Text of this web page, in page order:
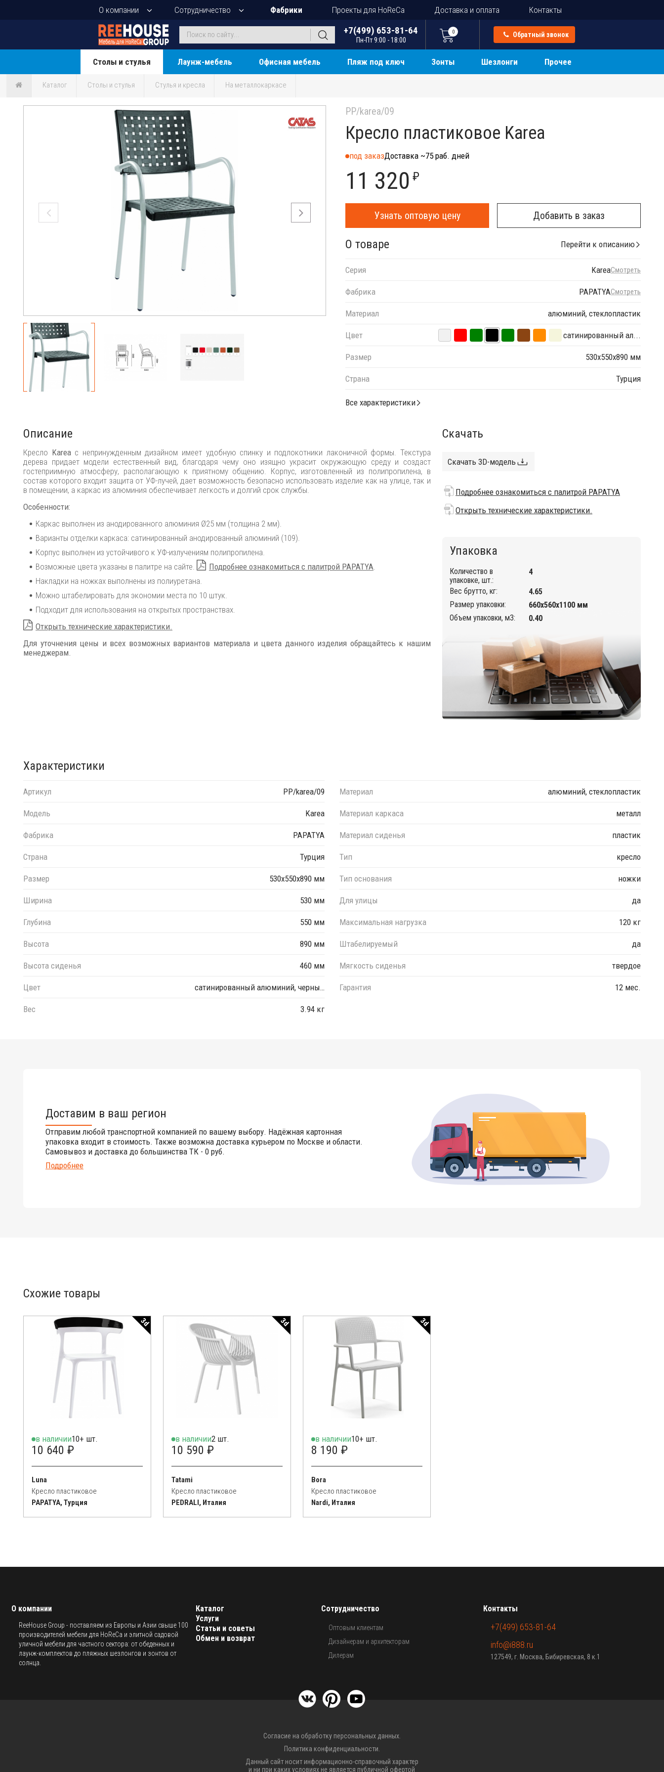
О компании Сотрудничество Фабрики Проекты для HoReCa Доставка и оплата Контакты
+7(499) 653-81-64
Пн-Пт 9:00 - 18:00
0 Обратный звонок
Столы и стулья Лаунж-мебель Офисная мебель Пляж под ключ Зонты Шезлонги Прочее
Каталог Столы и стулья Стулья и кресла На металлокаркасе
PP/karea/09
Кресло пластиковое Karea
под заказДоставка ~75 раб. дней
11 320 ₽
Узнать оптовую цену Добавить в заказ
О товаре Перейти к описанию
Серия KareaСмотреть
Фабрика PAPATYAСмотреть
Материал алюминий, стеклопластик
Цвет сатинированный ал...
Размер 530х550х890 мм
Страна Турция
Все характеристики
Описание
Кресло Kareaс непринужденным дизайном имеет удобную спинку и подлокотники лаконичной формы. Текстура
дерева придает модели естественный вид, благодаря чему оно изящно украсит окружающую среду и создаст
гостеприимную атмосферу, располагающую к приятному общению. Корпус, изготовленный из полипропилена, в
состав которого входит защита от УФ-лучей, дает возможность безопасно использовать изделие как на улице, так и
в помещении, а каркас из алюминия обеспечивает легкость и долгий срок службы.
Особенности:
Каркас выполнен из анодированного алюминия Ø25 мм (толщина 2 мм).
Варианты отделки каркаса: сатинированный анодированный алюминий (109).
Корпус выполнен из устойчивого к УФ-излучениям полипропилена.
Возможные цвета указаны в палитре на сайте.
Подробнее ознакомиться с палитрой PAPATYA.
Накладки на ножках выполнены из полиуретана.
Можно штабелировать для экономии места по 10 штук.
Подходит для использования на открытых пространствах.
Открыть технические характеристики.
Для уточнения цены и всех возможных вариантов материала и цвета данного изделия обращайтесь к нашим
менеджерам.
Скачать
Скачать 3D-модель
Подробнее ознакомиться с палитрой PAPATYA
Открыть технические характеристики.
Упаковка
Количество в
упаковке, шт.:
4
Вес брутто, кг:
4.65
Размер упаковки:
660х560х1100 мм
Объем упаковки, м3:
0.40
Характеристики
Артикул PP/karea/09
Модель Karea
Фабрика PAPATYA
Страна Турция
Размер 530х550х890 мм
Ширина 530 мм
Глубина 550 мм
Высота 890 мм
Высота сиденья 460 мм
Цвет сатинированный алюминий, черны…
Вес 3.94 кг
Материал алюминий, стеклопластик
Материал каркаса металл
Материал сиденья пластик
Тип кресло
Тип основания ножки
Для улицы да
Максимальная нагрузка 120 кг
Штабелируемый да
Мягкость сиденья твердое
Гарантия 12 мес.
Доставим в ваш регион
Отправим любой транспортной компанией по вашему выбору. Надёжная картонная
упаковка входит в стоимость. Также возможна доставка курьером по Москве и области.
Самовывоз и доставка до большинства ТК - 0 руб.
Подробнее
Схожие товары
3d
в наличии10+ шт.
10 640 ₽
Luna
Кресло пластиковое
PAPATYA, Турция
3d
в наличии2 шт.
10 590 ₽
Tatami
Кресло пластиковое
PEDRALI, Италия
3d
в наличии10+ шт.
8 190 ₽
Bora
Кресло пластиковое
Nardi, Италия
О компании
ReeHouse Group - поставляем из Европы и Азии свыше 100
производителей мебели для HoReCa и элитной садовой
уличной мебели для частного сектора: от обеденных и
лаунж-комплектов до пляжных шезлонгов и зонтов от
солнца.
Каталог
Услуги
Статьи и советы
Обмен и возврат
Сотрудничество
Оптовым клиентам
Дизайнерам и архитекторам
Дилерам
Контакты
+7(499) 653-81-64
info@i888.ru
127549, г. Москва, Бибиревская, 8 к.1
Согласие на обработку персональных данных.
Политика конфиденциальности.
Данный сайт носит информационно-справочный характер
и ни при каких условиях не является публичной офертой